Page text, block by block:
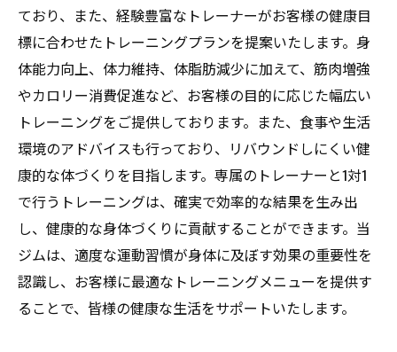
ており、また、経験豊富なトレーナーがお客様の健康目
標に合わせたトレーニングプランを提案いたします。身
体能力向上、体力維持、体脂肪減少に加えて、筋肉増強
やカロリー消費促進など、お客様の目的に応じた幅広い
トレーニングをご提供しております。また、食事や生活
環境のアドバイスも行っており、リバウンドしにくい健
康的な体づくりを目指します。専属のトレーナーと1対1
で行うトレーニングは、確実で効率的な結果を生み出
し、健康的な身体づくりに貢献することができます。当
ジムは、適度な運動習慣が身体に及ぼす効果の重要性を
認識し、お客様に最適なトレーニングメニューを提供す
ることで、皆様の健康な生活をサポートいたします。